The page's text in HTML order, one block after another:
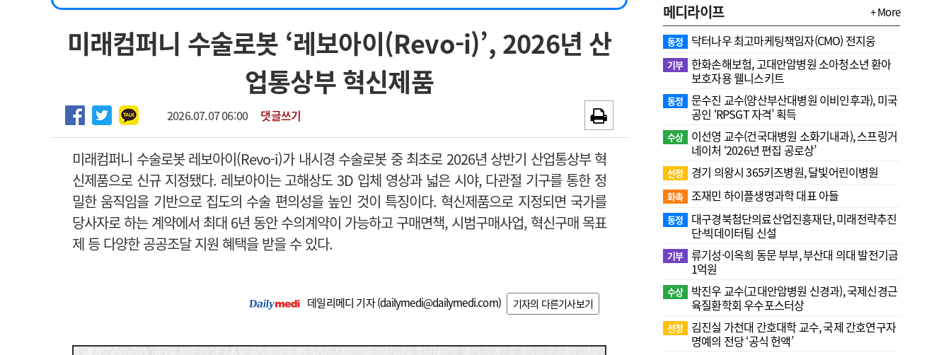
고객센터 회사소개 법적고지 광고안내
하반기 전공의(레지던트1년차) 모집
~2026-08-15
2026년 하반기 인턴 모집
~2026-08-31
마취통증의학과 임기제 임상의사 채용
미래컴퍼니 수술로봇 ‘레보아이(Revo-i)’, 2026년 산
업통상부 혁신제품
2026.07.07 06:00 댓글쓰기
미래컴퍼니 수술로봇 레보아이(Revo-i)가 내시경 수술로봇 중 최초로 2026년 상반기 산업통상부 혁
신제품으로 신규 지정됐다. 레보아이는 고해상도 3D 입체 영상과 넓은 시야, 다관절 기구를 통한 정
밀한 움직임을 기반으로 집도의 수술 편의성을 높인 것이 특징이다. 혁신제품으로 지정되면 국가를
당사자로 하는 계약에서 최대 6년 동안 수의계약이 가능하고 구매면책, 시범구매사업, 혁신구매 목표
제 등 다양한 공공조달 지원 혜택을 받을 수 있다.
데일리메디 기자 (dailymedi@dailymedi.com) 기자의 다른기사보기
메디라이프 + More
동정 닥터나우 최고마케팅책임자(CMO) 전지웅
기부 한화손해보험, 고대안암병원 소아청소년 환아
보호자용 웰니스키트
동정
문수진 교수( 양산부산대병원 이비인후과), 미국
공인 ‘RPSGT 자격’ 획득
수상
이선영 교수(건국대병원 소화기내과), 스프링거
네이처 ‘2026년 편집 공로상’
선정 경기 의왕시 365키즈병원, 달빛어린이병원
화촉 조재민 하이플생명과학 대표 아들
동정
대구경북첨단의료산업진흥재단, 미래전략추진
단·빅데이터팀 신설
기부 류기성·이옥희 동문 부부, 부산대 의대 발전기금
1억원
수상
박진우 교수(고대안암병원 신경과), 국제신경근
육질환학회 우수포스터상
선정
김진실 가천대 간호대학 교수, 국제 간호연구자
명예의 전당 ‘공식 헌액’